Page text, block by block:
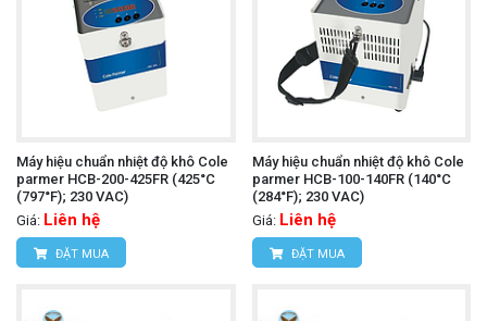
Máy hiệu chuẩn nhiệt độ khô Cole
parmer HCB-200-425FR (425°C
(797°F); 230 VAC)
Giá: Liên hệ
ĐẶT MUA
Máy hiệu chuẩn nhiệt độ khô Cole
parmer HCB-100-140FR (140°C
(284°F); 230 VAC)
Giá: Liên hệ
ĐẶT MUA